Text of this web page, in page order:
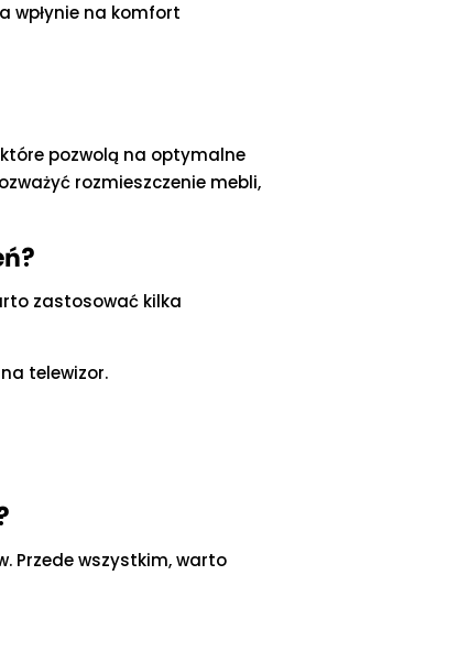
wpłynie na komfort
pozwolą na optymalne
rozmieszczenie mebli,
zastosować kilka
telewizor.
Przede wszystkim, warto